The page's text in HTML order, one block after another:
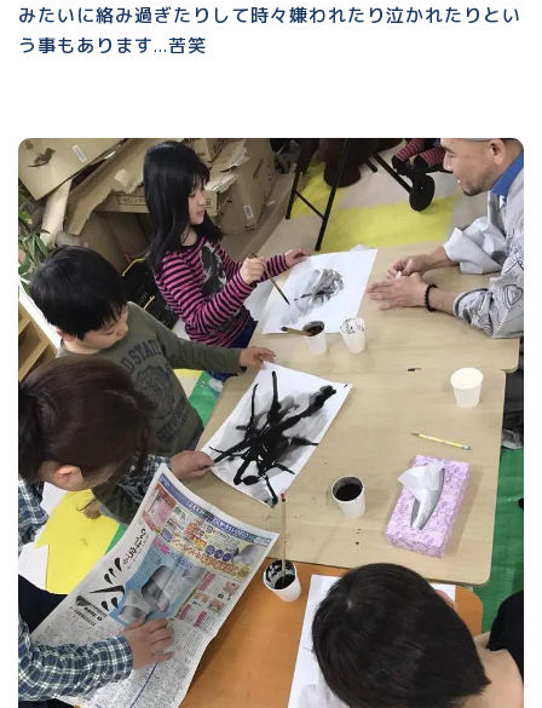
みたいに絡み過ぎたりして時々嫌われたり泣かれたりとい
う事もあります…苦笑